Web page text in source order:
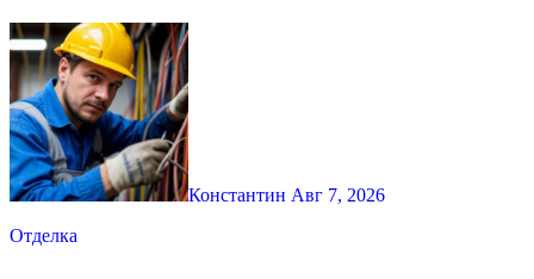
Константин Авг 7, 2026
Отделка